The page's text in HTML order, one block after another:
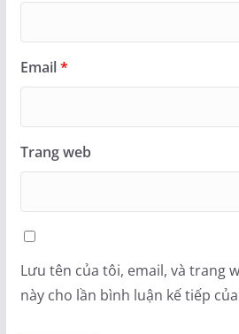
Email*
Trang web
Lưu tên của tôi, email, và trang
này cho lần bình luận kế tiếp